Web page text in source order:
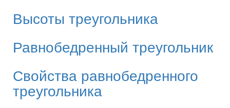
Высоты треугольника
Равнобедренный треугольник
Свойства равнобедренного
треугольника